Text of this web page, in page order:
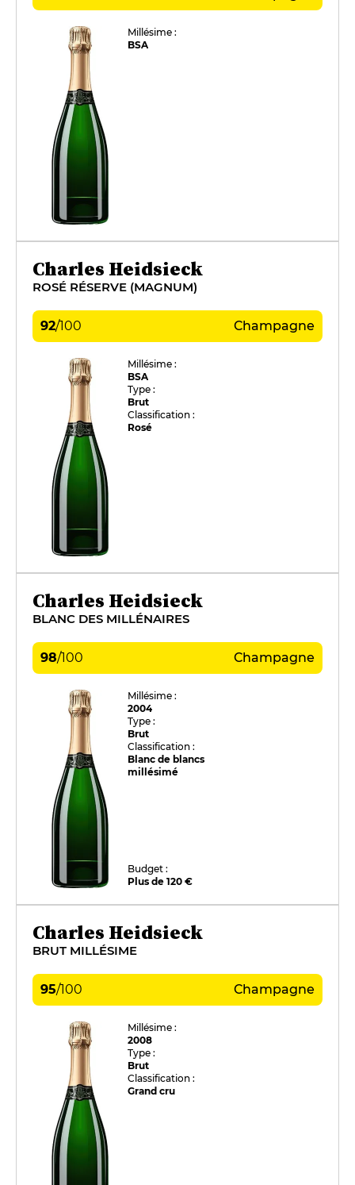
Millésime :
BSA
Charles Heidsieck
ROSÉ RÉSERVE (MAGNUM)
92/100 Champagne
Millésime :
BSA
Type :
Brut
Classification :
Rosé
Charles Heidsieck
BLANC DES MILLÉNAIRES
98/100 Champagne
Millésime :
2004
Type :
Brut
Classification :
Blanc de blancs
millésimé
Budget :
Plus de 120 €
Charles Heidsieck
BRUT MILLÉSIME
95/100 Champagne
Millésime :
2008
Type :
Brut
Classification :
Grand cru